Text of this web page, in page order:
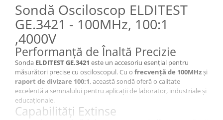
Sondă Osciloscop ELDITEST
GE.3421 - 100MHz, 100:1
,4000V
Performanță de Înaltă Precizie
Sonda ELDITEST GE.3421 este un accesoriu esențial pentru
măsurători precise cu osciloscopul. Cu o frecvență de 100MHzși
raport de divizare 100:1, această sondă oferă o calitate
excelentă a semnalului pentru aplicații de laborator, industriale și
educaționale.
Capabilități Extinse